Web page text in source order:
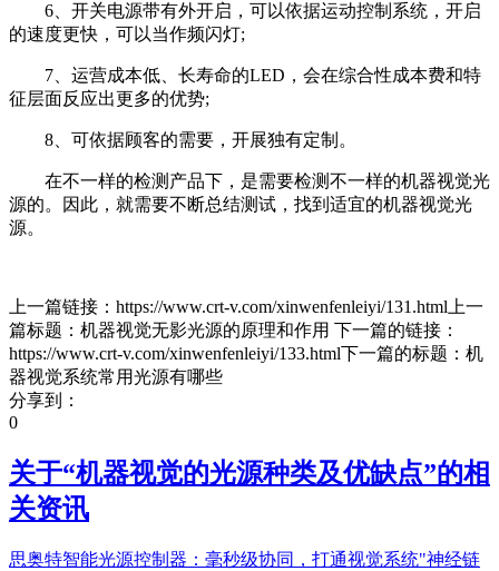
6、开关电源带有外开启，可以依据运动控制系统，开启
的速度更快，可以当作频闪灯;
7、运营成本低、长寿命的LED，会在综合性成本费和特
征层面反应出更多的优势;
8、可依据顾客的需要，开展独有定制。
在不一样的检测产品下，是需要检测不一样的机器视觉光
源的。因此，就需要不断总结测试，找到适宜的机器视觉光
源。
上一篇链接：https://www.crt-v.com/xinwenfenleiyi/131.html上一
篇标题：机器视觉无影光源的原理和作用 下一篇的链接：
https://www.crt-v.com/xinwenfenleiyi/133.html下一篇的标题：机
器视觉系统常用光源有哪些
分享到：
0
关于“机器视觉的光源种类及优缺点”的相
关资讯
思奥特智能光源控制器：毫秒级协同，打通视觉系统"神经链